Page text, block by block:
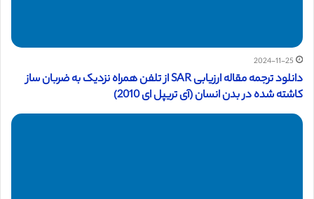
2024-11-25
دانلود ترجمه مقاله ارزیابی SAR از تلفن همراه نزدیک به ضربان ساز
کاشته شده در بدن انسان (آی تریپل ای 2010)